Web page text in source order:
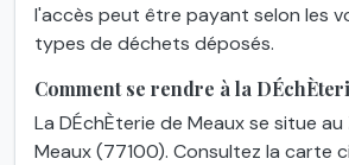
l'accès peut être payant selon les
types de déchets déposés.
Comment se rendre à la
La DÉchÈterie de Meaux se situe au
Meaux (77100). Consultez la carte